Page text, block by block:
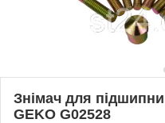
Знімач для
GEKO G02528